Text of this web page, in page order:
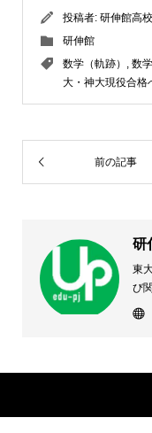
投稿者: 研伸館高
研伸館
数学（軌跡） , 数
大・神大現役合格
前の記事
研
東
び
だ